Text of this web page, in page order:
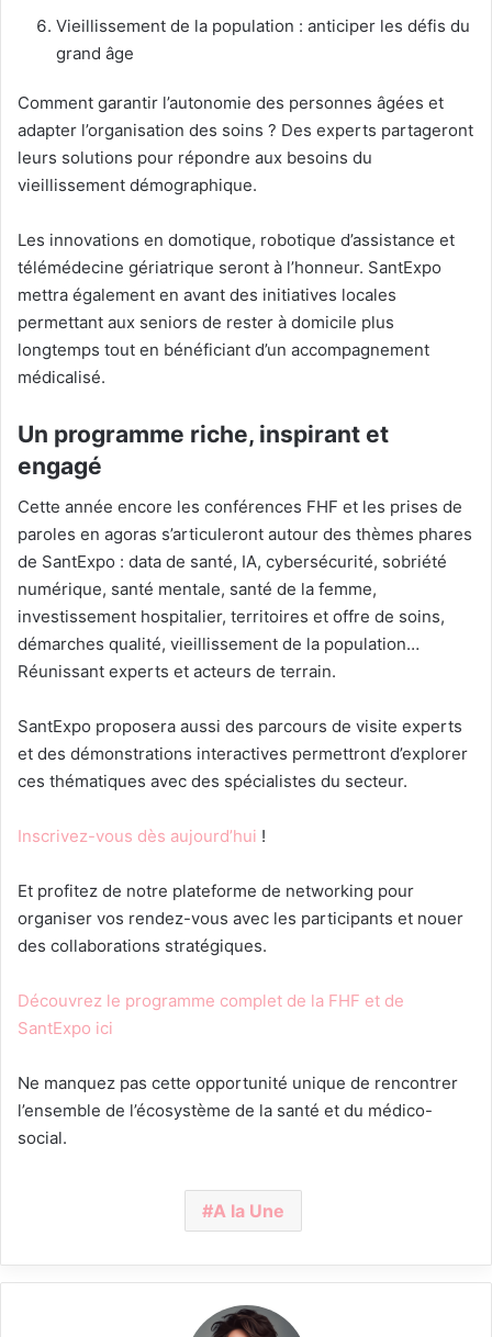
Vieillissement de la population : anticiper les défis du
grand âge
Comment garantir l’autonomie des personnes âgées et
adapter l’organisation des soins ? Des experts partageront
leurs solutions pour répondre aux besoins du
vieillissement démographique.
Les innovations en domotique, robotique d’assistance et
télémédecine gériatrique seront à l’honneur. SantExpo
mettra également en avant des initiatives locales
permettant aux seniors de rester à domicile plus
longtemps tout en bénéficiant d’un accompagnement
médicalisé.
Un programme riche, inspirant et
engagé
Cette année encore les conférences FHF et les prises de
paroles en agoras s’articuleront autour des thèmes phares
de SantExpo : data de santé, IA, cybersécurité, sobriété
numérique, santé mentale, santé de la femme,
investissement hospitalier, territoires et offre de soins,
démarches qualité, vieillissement de la population…
Réunissant experts et acteurs de terrain.
SantExpo proposera aussi des parcours de visite experts
et des démonstrations interactives permettront d’explorer
ces thématiques avec des spécialistes du secteur.
Inscrivez-vous dès aujourd’hui !
Et profitez de notre plateforme de networking pour
organiser vos rendez-vous avec les participants et nouer
des collaborations stratégiques.
Découvrez le programme complet de la FHF et de
SantExpo ici
Ne manquez pas cette opportunité unique de rencontrer
l’ensemble de l’écosystème de la santé et du médico-
social.
A la Une